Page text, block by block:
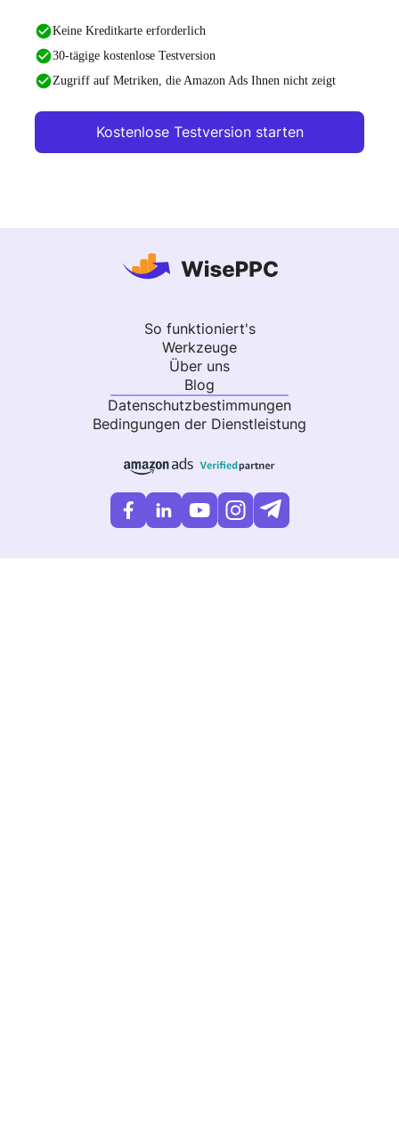
Keine Kreditkarte erforderlich
30-tägige kostenlose Testversion
Zugriff auf Metriken, die Amazon Ads Ihnen nicht zeigt
Kostenlose Testversion starten
So funktioniert's
Werkzeuge
Über uns
Blog
Datenschutzbestimmungen
Bedingungen der Dienstleistung